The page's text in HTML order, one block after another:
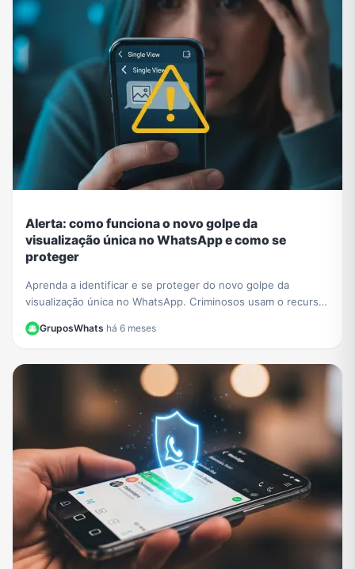
Alerta: como funciona o novo golpe da
visualização única no WhatsApp e como se
proteger
Aprenda a identificar e se proteger do novo golpe da
visualização única no WhatsApp. Criminosos usam o recurso
para extorquir vítimas. Saiba como agir.
GruposWhats·há 6 meses